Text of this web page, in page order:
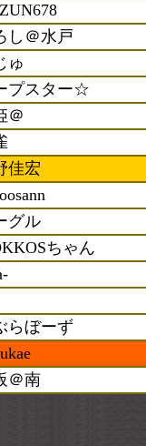
し＠水戸
ゅ
プスター☆
＠
佳宏
グル
ちゃん
らぼーず
＠南